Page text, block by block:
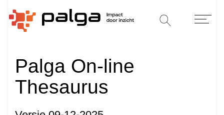
Palga On-line
Thesaurus